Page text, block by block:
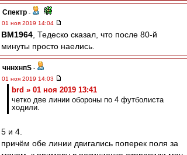
Спектр -
01 ноя 2019 14:04
BM1964 , Тедеско сказал, что после 80-й
минуты просто наелись.
чннхнпS -
01 ноя 2019 14:03
brd » 01 ноя 2019 13:41
четко две линии обороны по 4 футболиста
ходили.
5 и 4.
причём обе линии двигались поперек поля за